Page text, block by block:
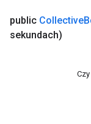
public Collective
sekundach)